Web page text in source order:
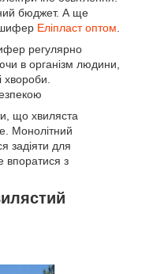
бюджет. А ще
шифер Еліпласт оптом
регулярно
в організм людини,
хвороби.
що хвиляста
Монолітний
задіяти для
впоратися з